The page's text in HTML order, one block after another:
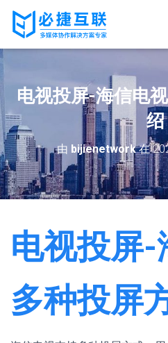
电视投屏-海信电
绍
由 bijienetwork在
电视投屏-
多种投屏